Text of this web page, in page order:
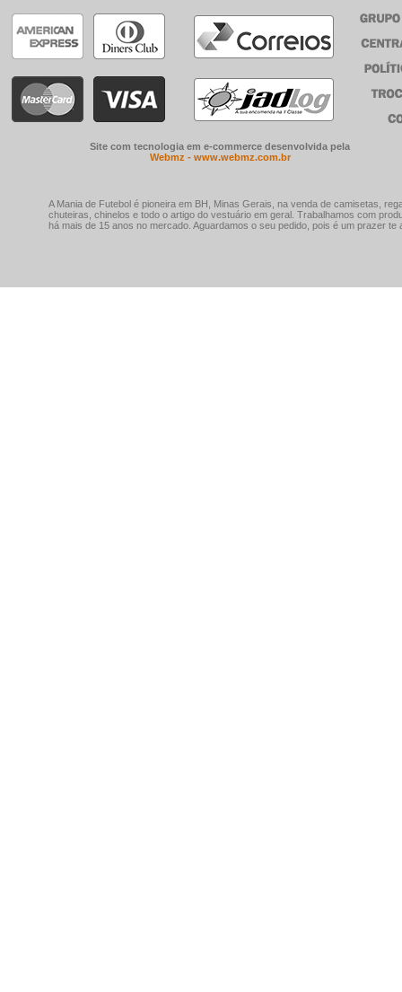
Site com tecnologia em e-commerce desenvolvida pela
Webmz - www.webmz.com.br
A Mania de Futebol é pioneira em BH, Minas Gerais, na venda de camisetas,
chuteiras, chinelos e todo o artigo do vestuário em geral. Trabalhamos com
há mais de 15 anos no mercado. Aguardamos o seu pedido, pois é um prazer te